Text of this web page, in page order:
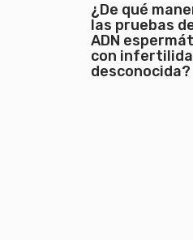
¿De qué
las pruebas
ADN
con
desconocida?